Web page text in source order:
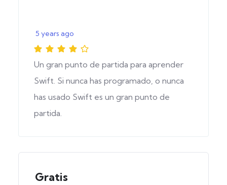
5 years ago
Un gran punto de partida para aprender
Swift. Si nunca has programado, o nunca
has usado Swift es un gran punto de
partida.
Gratis